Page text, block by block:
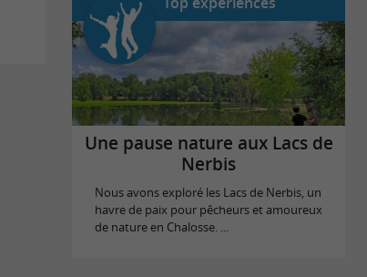
Une pause nature aux Lacs de
Nerbis
Nous avons exploré les Lacs de Nerbis, un
havre de paix pour pêcheurs et amoureux
de nature en Chalosse. ...